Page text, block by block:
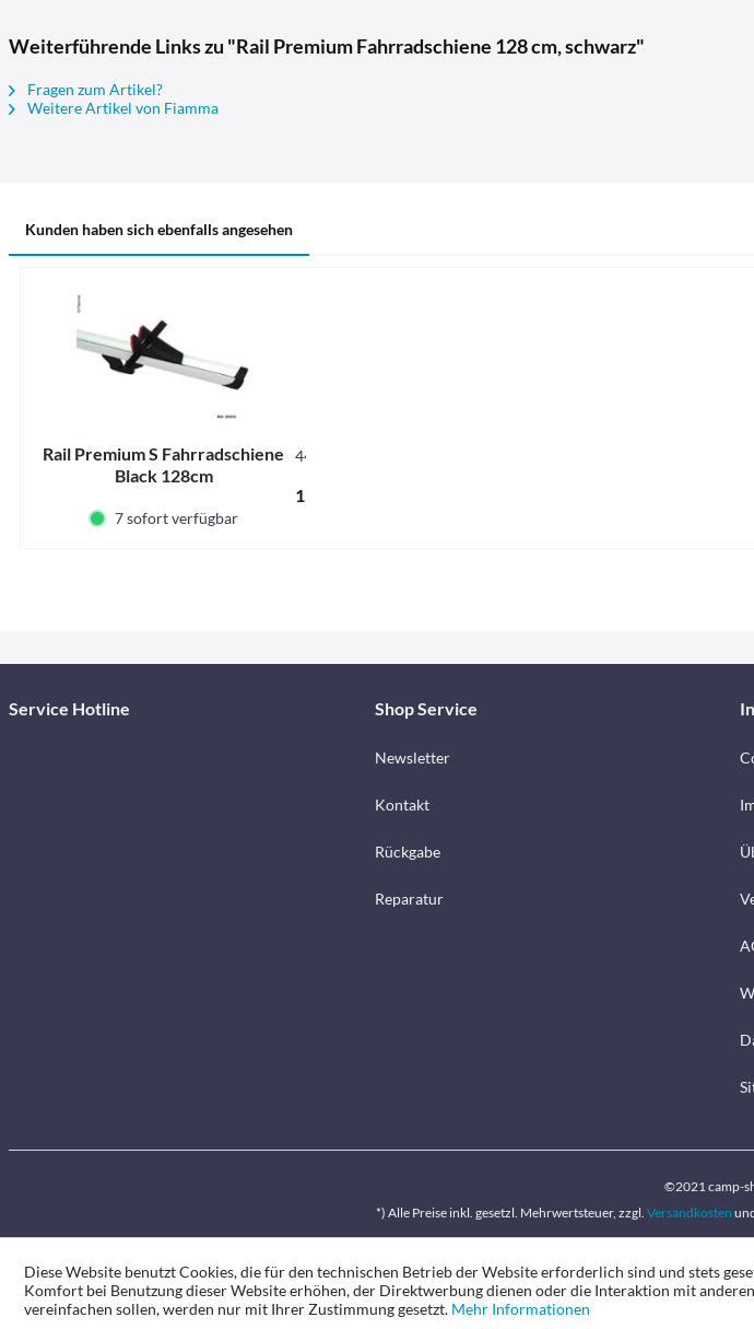
Weiterführende Links zu "Rail Premium Fahrradschiene 128 cm, schwarz"
Fragen zum Artikel?
Weitere Artikel von Fiamma
Kunden haben sich ebenfalls angesehen
Rail Premium S Fahrradschiene
Black 128cm
440600
119,00 € *
7 sofort verfügbar
Service Hotline Shop Service
Newsletter
Kontakt
Rückgabe
Reparatur
©2021 camp-
*) Alle Preise inkl. gesetzl. Mehrwertsteuer, zzgl. Versandkosten
Diese Website benutzt Cookies, die für den technischen Betrieb der Website erforderlich sind und stets
Komfort bei Benutzung dieser Website erhöhen, der Direktwerbung dienen oder die Interaktion mit
vereinfachen sollen, werden nur mit Ihrer Zustimmung gesetzt. Mehr Informationen